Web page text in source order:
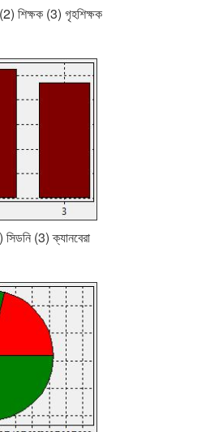
শিক্ষক (3) গৃহশিক্ষক
(3) ক্যানবেরা